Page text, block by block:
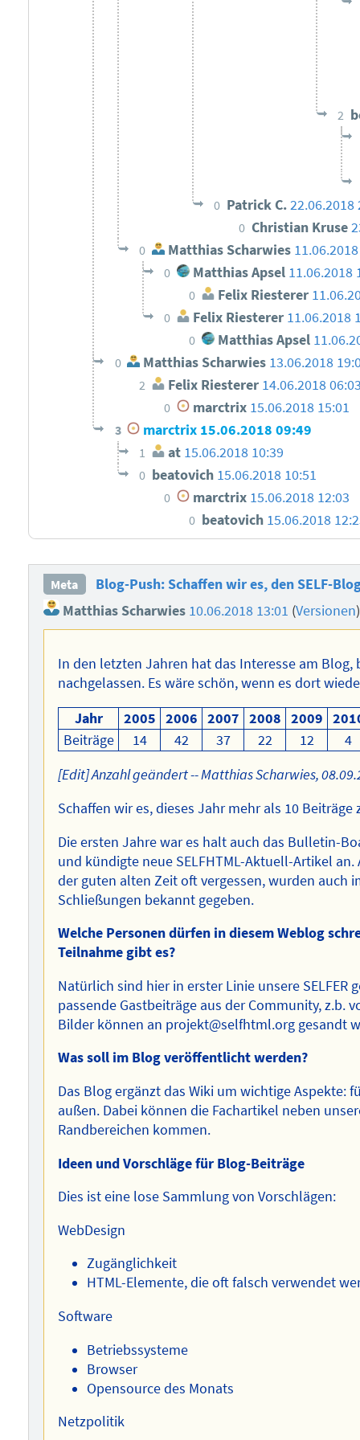
2
0 Patrick C.22.06.2018
0 Christian Kruse
0 Matthias Scharwies
0 Matthias Apsel 11.06.2018
0 Felix Riesterer
0 Felix Riesterer 11.06.2018
0 Matthias Apsel
0 Matthias Scharwies 13.06.2018
2 Felix Riesterer 14.06.2018
0 marctrix 15.06.2018 15:01
3 marctrix 15.06.2018 09:49
1 at 15.06.2018 10:39
0 beatovich 15.06.2018 10:51
0 marctrix 15.06.2018 12:03
0 beatovich 15.06.2018
Meta
Blog-Push: Schaffen wir es, den SELF-
Matthias Scharwies 10.06.2018 13:01 (Versionen
In den letzten Jahren hat das Interesse am
nachgelassen. Es wäre schön, wenn es dort
Jahr
2005 2006 2007 2008 2009
Beiträge
14 42 37 22 12
4
[Edit] Anzahl geändert -- Matthias Scharwies,
Schaffen wir es, dieses Jahr mehr als 10
Die ersten Jahre war es halt auch das Bulletin-
und kündigte neue SELFHTML-Aktuell-Artikel
der guten alten Zeit oft vergessen, wurden auch
Schließungen bekannt gegeben.
Welche Personen dürfen in diesem Weblog
Teilnahme gibt es?
Natürlich sind hier in erster Linie unsere SELFER
passende Gastbeiträge aus der Community, z.b.
Bilder können an projekt@selfhtml.org gesandt
Was soll im Blog veröffentlicht werden?
Das Blog ergänzt das Wiki um wichtige Aspekte:
außen. Dabei können die Fachartikel neben
Randbereichen kommen.
Ideen und Vorschläge für Blog-Beiträge
Dies ist eine lose Sammlung von Vorschlägen:
WebDesign
Zugänglichkeit
HTML-Elemente, die oft falsch verwendet
Software
Betriebssysteme
Browser
Opensource des Monats
Netzpolitik